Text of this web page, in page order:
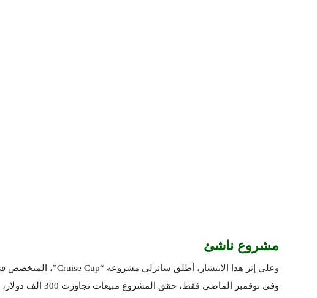
مشروع ناشئ
وعلى إثر هذا الانتشار، أطلق ساترلي مشروعه “Cruise Cup”، المتخصص في بيع منتجات مطبوعة بتقنية الطباعة ثلاثية الأبعاد.
وفي نوفمبر الماضي فقط، حقق المشروع مبيعات تجاوزت 300 ألف دولار، وفق بيانات منصة “Shopify” .